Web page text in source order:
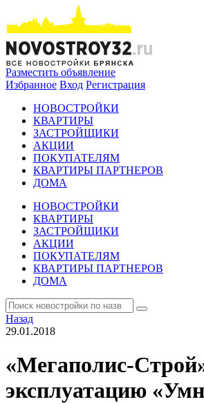
Разместить объявление
Избранное Вход Регистрация
НОВОСТРОЙКИ
КВАРТИРЫ
ЗАСТРОЙЩИКИ
АКЦИИ
ПОКУПАТЕЛЯМ
КВАРТИРЫ ПАРТНЕРОВ
ДОМА
НОВОСТРОЙКИ
КВАРТИРЫ
ЗАСТРОЙЩИКИ
АКЦИИ
ПОКУПАТЕЛЯМ
КВАРТИРЫ ПАРТНЕРОВ
ДОМА
Назад
29.01.2018
«Мегаполис-
эксплуатацию